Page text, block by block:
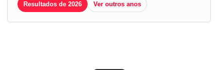
Resultados de 2026 Ver outros anos